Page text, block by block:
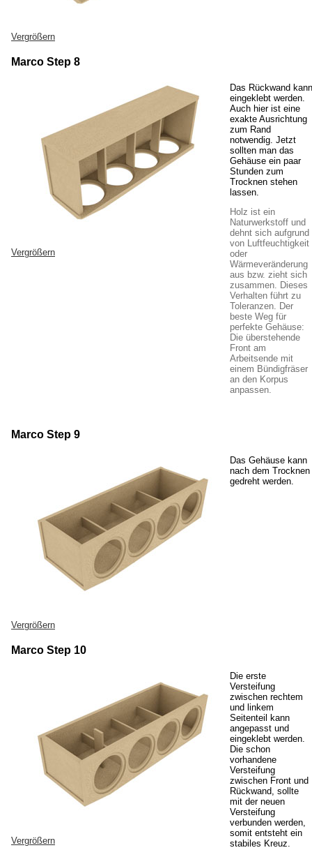
Vergrößern
Marco Step 8
Vergrößern
Das Rückwand kann
eingeklebt werden.
Auch hier ist eine
exakte Ausrichtung
zum Rand
notwendig. Jetzt
sollten man das
Gehäuse ein paar
Stunden zum
Trocknen stehen
lassen.
Holz ist ein
Naturwerkstoff und
dehnt sich aufgrund
von Luftfeuchtigkeit
oder
Wärmeveränderung
aus bzw. zieht sich
zusammen. Dieses
Verhalten führt zu
Toleranzen. Der
beste Weg für
perfekte Gehäuse:
Die überstehende
Front am
Arbeitsende mit
einem Bündigfräser
an den Korpus
anpassen.
Marco Step 9
Vergrößern
Das Gehäuse kann
nach dem Trocknen
gedreht werden.
Marco Step 10
Vergrößern
Die erste
Versteifung
zwischen rechtem
und linkem
Seitenteil kann
angepasst und
eingeklebt werden.
Die schon
vorhandene
Versteifung
zwischen Front und
Rückwand, sollte
mit der neuen
Versteifung
verbunden werden,
somit entsteht ein
stabiles Kreuz.